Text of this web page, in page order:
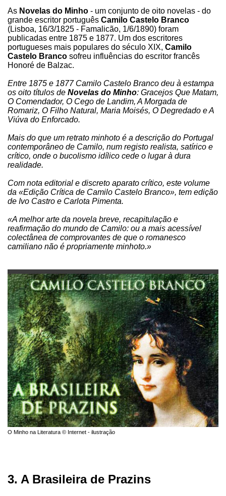
As Novelas do Minho - um conjunto de oito novelas - do
grande escritor português Camilo Castelo Branco
(Lisboa, 16/3/1825 - Famalicão, 1/6/1890) foram
publicadas entre 1875 e 1877. Um dos escritores
portugueses mais populares do século XIX, Camilo
Castelo Branco sofreu influências do escritor francês
Honoré de Balzac.
Entre 1875 e 1877 Camilo Castelo Branco deu à estampa
os oito títulos de Novelas do Minho: Gracejos Que Matam,
O Comendador, O Cego de Landim, A Morgada de
Romariz, O Filho Natural, Maria Moisés, O Degredado e A
Viúva do Enforcado.
Mais do que um retrato minhoto é a descrição do Portugal
contemporâneo de Camilo, num registo realista, satírico e
crítico, onde o bucolismo idílico cede o lugar à dura
realidade.
Com nota editorial e discreto aparato crítico, este volume
da «Edição Crítica de Camilo Castelo Branco», tem edição
de Ivo Castro e Carlota Pimenta.
«A melhor arte da novela breve, recapitulação e
reafirmação do mundo de Camilo: ou a mais acessível
colectânea de comprovantes de que o romanesco
camiliano não é propriamente minhoto.»
O Minho na Literatura © Internet - ilustração
3. A Brasileira de Prazins